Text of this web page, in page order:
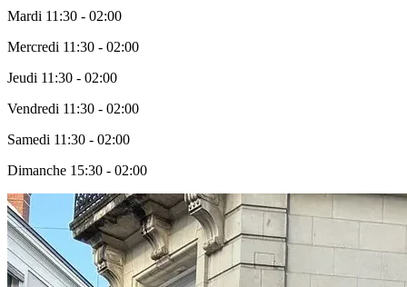
Mardi 11:30 - 02:00
Mercredi 11:30 - 02:00
Jeudi 11:30 - 02:00
Vendredi 11:30 - 02:00
Samedi 11:30 - 02:00
Dimanche 15:30 - 02:00